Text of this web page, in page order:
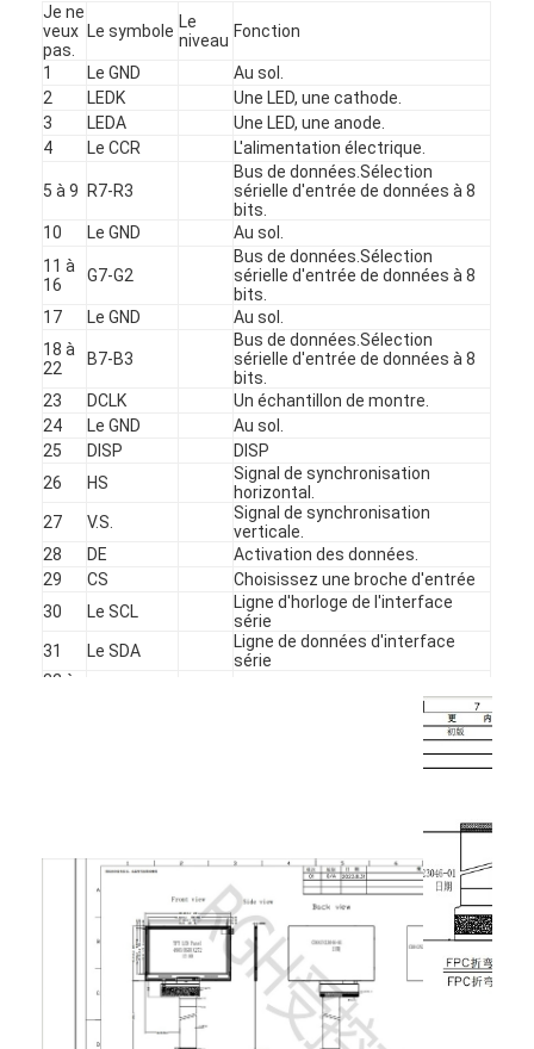
Affichage LCD circulaire
affichage d'Epaper d'E-encre
Écran tactile LCD capacitif TFT
Écran tactile résistif LCD TFT
Affichage PMoled
Affichage LCD TF TFT
Affichage LCD TFT RF
Moniteur industriel d'affichage à cristaux liquides
Écran Tft de petite taille
affichage amoled
Je ne
veux
pas.
Le symbole Le
niveau Fonction
1 Le GND
Au sol.
2
LEDK
Une LED, une cathode.
3
LEDA
Une LED, une anode.
4
Le CCR L'alimentation électrique.
5 à 9 R7-R3
Bus de données.Sélection
sérielle d'entrée de données à 8
bits.
10
Le GND
Au sol.
11 à
16
G7-G2
Bus de données.Sélection
sérielle d'entrée de données à 8
bits.
17
Le GND
Au sol.
18 à
22
B7-B3
Bus de données.Sélection
sérielle d'entrée de données à 8
bits.
23
DCLK
Un échantillon de montre.
24
Le GND
Au sol.
25
DISP
DISP
26
HS
Signal de synchronisation
horizontal.
27
V.S.
Signal de synchronisation
verticale.
28
DE
Activation des données.
29
CS
Choisissez une broche d'entrée
30
Le SCL
Ligne d'horloge de l'interface
série
31
Le SDA
Ligne de données d'interface
série
32 à
Pinceau de réinitialisation du
Les États
membres
Les États membres
Au sol.